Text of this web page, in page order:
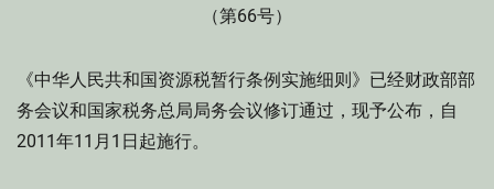
（第66号）
《中华人民共和国资源税暂行条例实施细则》已经财政部部
务会议和国家税务总局局务会议修订通过，现予公布，自
2011年11月1日起施行。